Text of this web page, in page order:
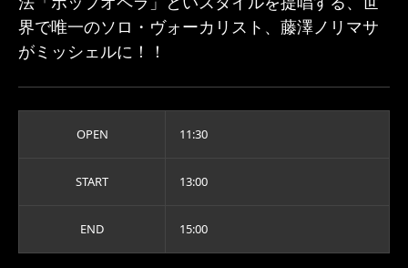
界で唯一のソロ・ヴォーカリスト、藤澤ノリマサ
がミッシェルに！！
OPEN 11:30
START 13:00
END 15:00